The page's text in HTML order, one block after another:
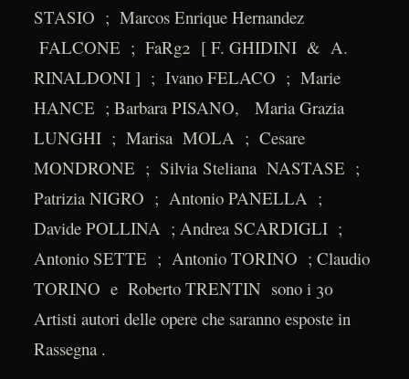
STASIO ; Marcos Enrique Hernandez
FALCONE ; FaRg2 [ F. GHIDINI & A.
RINALDONI ] ; Ivano FELACO ; Marie
HANCE ; Barbara PISANO, Maria Grazia
LUNGHI ; Marisa MOLA ; Cesare
MONDRONE ; Silvia Steliana NASTASE ;
Patrizia NIGRO ; Antonio PANELLA ;
Davide POLLINA ; Andrea SCARDIGLI ;
Antonio SETTE ; Antonio TORINO ; Claudio
TORINO e Roberto TRENTIN sono i 30
Artisti autori delle opere che saranno esposte in
Rassegna .